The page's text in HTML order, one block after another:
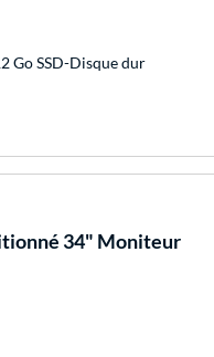
Go SSD-Disque dur
34" Moniteur